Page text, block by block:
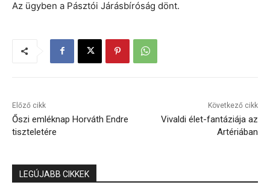
Az ügyben a Pásztói Járásbíróság dönt.
Előző cikk
Őszi emléknap Horváth Endre
tiszteletére
Következő cikk
Vivaldi élet-fantáziája az
Artériában
LEGÚJABB CIKKEK